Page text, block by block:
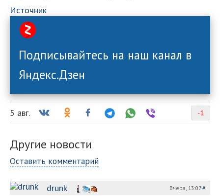
Источник
Подписывайтесь на наш канал в
Яндекс.Дзен
-1
5 авг.
Другие новости
Оставить комментарий
drunk Вчера, 13:07#